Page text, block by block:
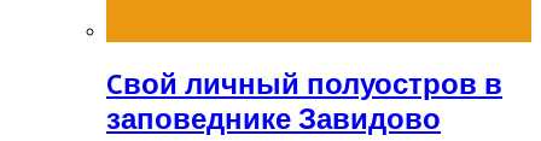
Cвой личный полуостров в
заповеднике Завидово